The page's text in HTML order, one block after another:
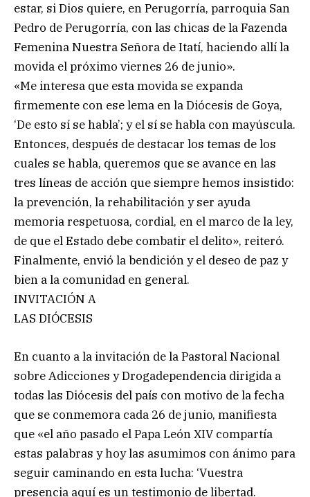
estar, si Dios quiere, en Perugorría, parroquia San
Pedro de Perugorría, con las chicas de la Fazenda
Femenina Nuestra Señora de Itatí, haciendo allí la
movida el próximo viernes 26 de junio».
«Me interesa que esta movida se expanda
firmemente con ese lema en la Diócesis de Goya,
‘De esto sí se habla’; y el sí se habla con mayúscula.
Entonces, después de destacar los temas de los
cuales se habla, queremos que se avance en las
tres líneas de acción que siempre hemos insistido:
la prevención, la rehabilitación y ser ayuda
memoria respetuosa, cordial, en el marco de la ley,
de que el Estado debe combatir el delito», reiteró.
Finalmente, envió la bendición y el deseo de paz y
bien a la comunidad en general.
INVITACIÓN A
LAS DIÓCESIS
En cuanto a la invitación de la Pastoral Nacional
sobre Adicciones y Drogadependencia dirigida a
todas las Diócesis del país con motivo de la fecha
que se conmemora cada 26 de junio, manifiesta
que «el año pasado el Papa León XIV compartía
estas palabras y hoy las asumimos con ánimo para
seguir caminando en esta lucha: ‘Vuestra
presencia aquí es un testimonio de libertad.